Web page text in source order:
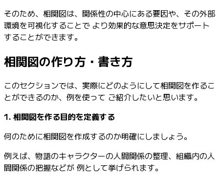
そのため、相関図は、関係性の中心にある要因や、その外部
環境を可視化することで より効果的な意思決定をサポート
することができます。
相関図の作り方・書き方
このセクションでは、実際にどのようにして相関図を作るこ
とができるのか、例を使って ご紹介したいと思います。
1. 相関図を作る目的を定義する
何のために相関図を作成するのか明確にしましょう。
例えば、物語のキャラクターの人間関係の整理、組織内の人
間関係の把握などが 例として挙げられます。